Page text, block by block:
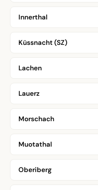
Innerthal
Küssnacht (SZ)
Lachen
Lauerz
Morschach
Muotathal
Oberiberg